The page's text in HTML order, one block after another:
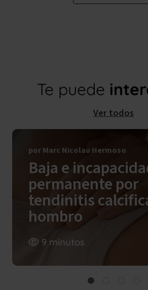
Te puede
Ver todos
por Marc Nicolau Hermoso
Baja e
permanente por
tendinitis
hombro
9 minutos